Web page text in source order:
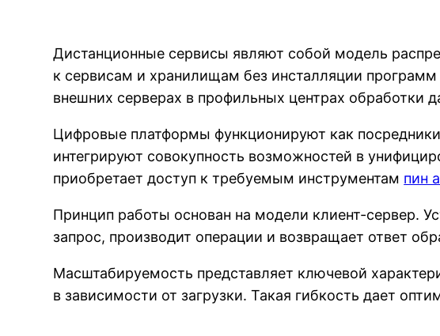
Дистанционные сервисы являют собой модель
к сервисам и хранилищам без инсталляции
внешних серверах в профильных центрах обработки
Цифровые платформы функционируют как
интегрируют совокупность возможностей в
приобретает доступ к требуемым инструментам пин
Принцип работы основан на модели клиент-сервер.
запрос, производит операции и возвращает ответ
Масштабируемость представляет ключевой
в зависимости от загрузки. Такая гибкость дает